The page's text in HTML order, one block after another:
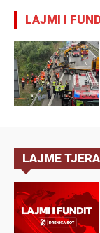
LAJMI I
LAJME TJERA